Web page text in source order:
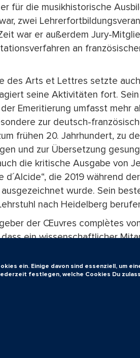
für die musikhistorische
zwei
war er außerdem Jury-
an
des Arts et Lettres setzte
seine Aktivitäten fort. Sein
Emeritierung umfasst mehr
zur deutsch-
frühen 20. Jahrhundert, zu
und zur Übersetzung
die kritische Ausgabe von
die 2019 während
wurde. Sein
nach Heidelberg
der Œuvres complètes
ein wissenschaftlicher
In der von ihm
arbeitet der
ein. Einige davon sind essenziell, um
festlegen, welche Cookies Du